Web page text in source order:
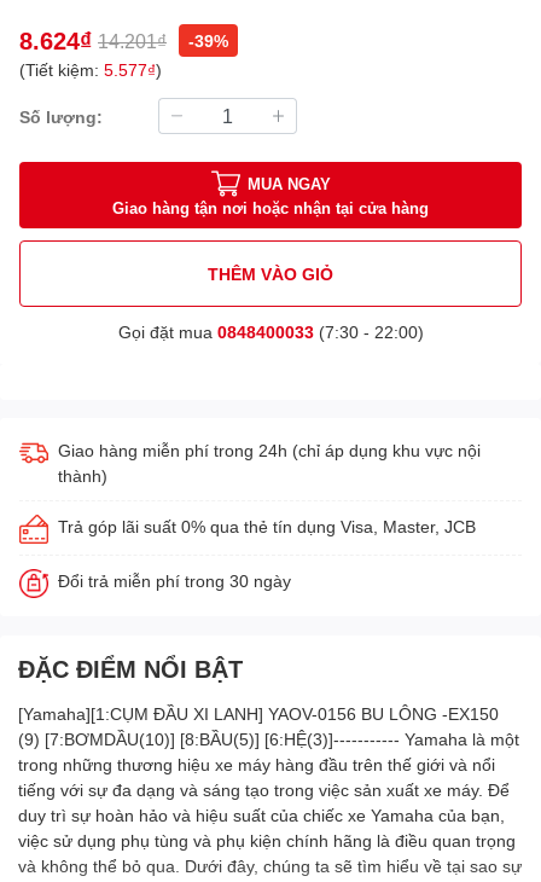
8.624₫ 14.201₫
-39%
(Tiết kiệm: 5.577₫)
Số lượng:
MUA NGAY
Giao hàng tận nơi hoặc nhận tại cửa hàng
THÊM VÀO GIỎ
Gọi đặt mua 0848400033(7:30 - 22:00)
Giao hàng miễn phí trong 24h (chỉ áp dụng khu vực nội
thành)
Trả góp lãi suất 0% qua thẻ tín dụng Visa, Master, JCB
Đổi trả miễn phí trong 30 ngày
ĐẶC ĐIỂM NỔI BẬT
[Yamaha][1:CỤM ĐẦU XI LANH] YAOV-0156 BU LÔNG -EX150
(9) [7:BƠMDẦU(10)] [8:BẦU(5)] [6:HỆ(3)]----------- Yamaha là một
trong những thương hiệu xe máy hàng đầu trên thế giới và nổi
tiếng với sự đa dạng và sáng tạo trong việc sản xuất xe máy. Để
duy trì sự hoàn hảo và hiệu suất của chiếc xe Yamaha của bạn,
việc sử dụng phụ tùng và phụ kiện chính hãng là điều quan trọng
và không thể bỏ qua. Dưới đây, chúng ta sẽ tìm hiểu về tại sao sự